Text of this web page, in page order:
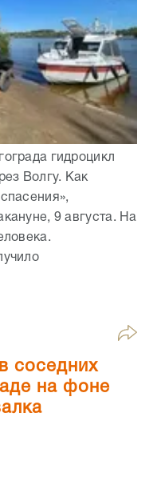
гидроцикл
Волгу. Как
9 августа. На
соседних
на фоне